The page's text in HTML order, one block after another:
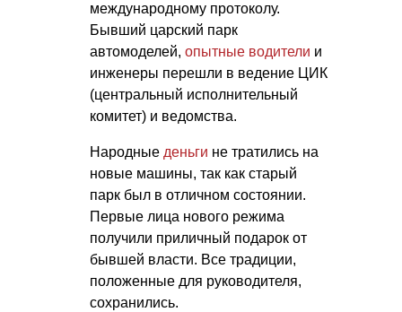
международному протоколу.
Бывший царский парк
автомоделей, опытные водители и
инженеры перешли в ведение ЦИК
(центральный исполнительный
комитет) и ведомства.
Народные деньги не тратились на
новые машины, так как старый
парк был в отличном состоянии.
Первые лица нового режима
получили приличный подарок от
бывшей власти. Все традиции,
положенные для руководителя,
сохранились.